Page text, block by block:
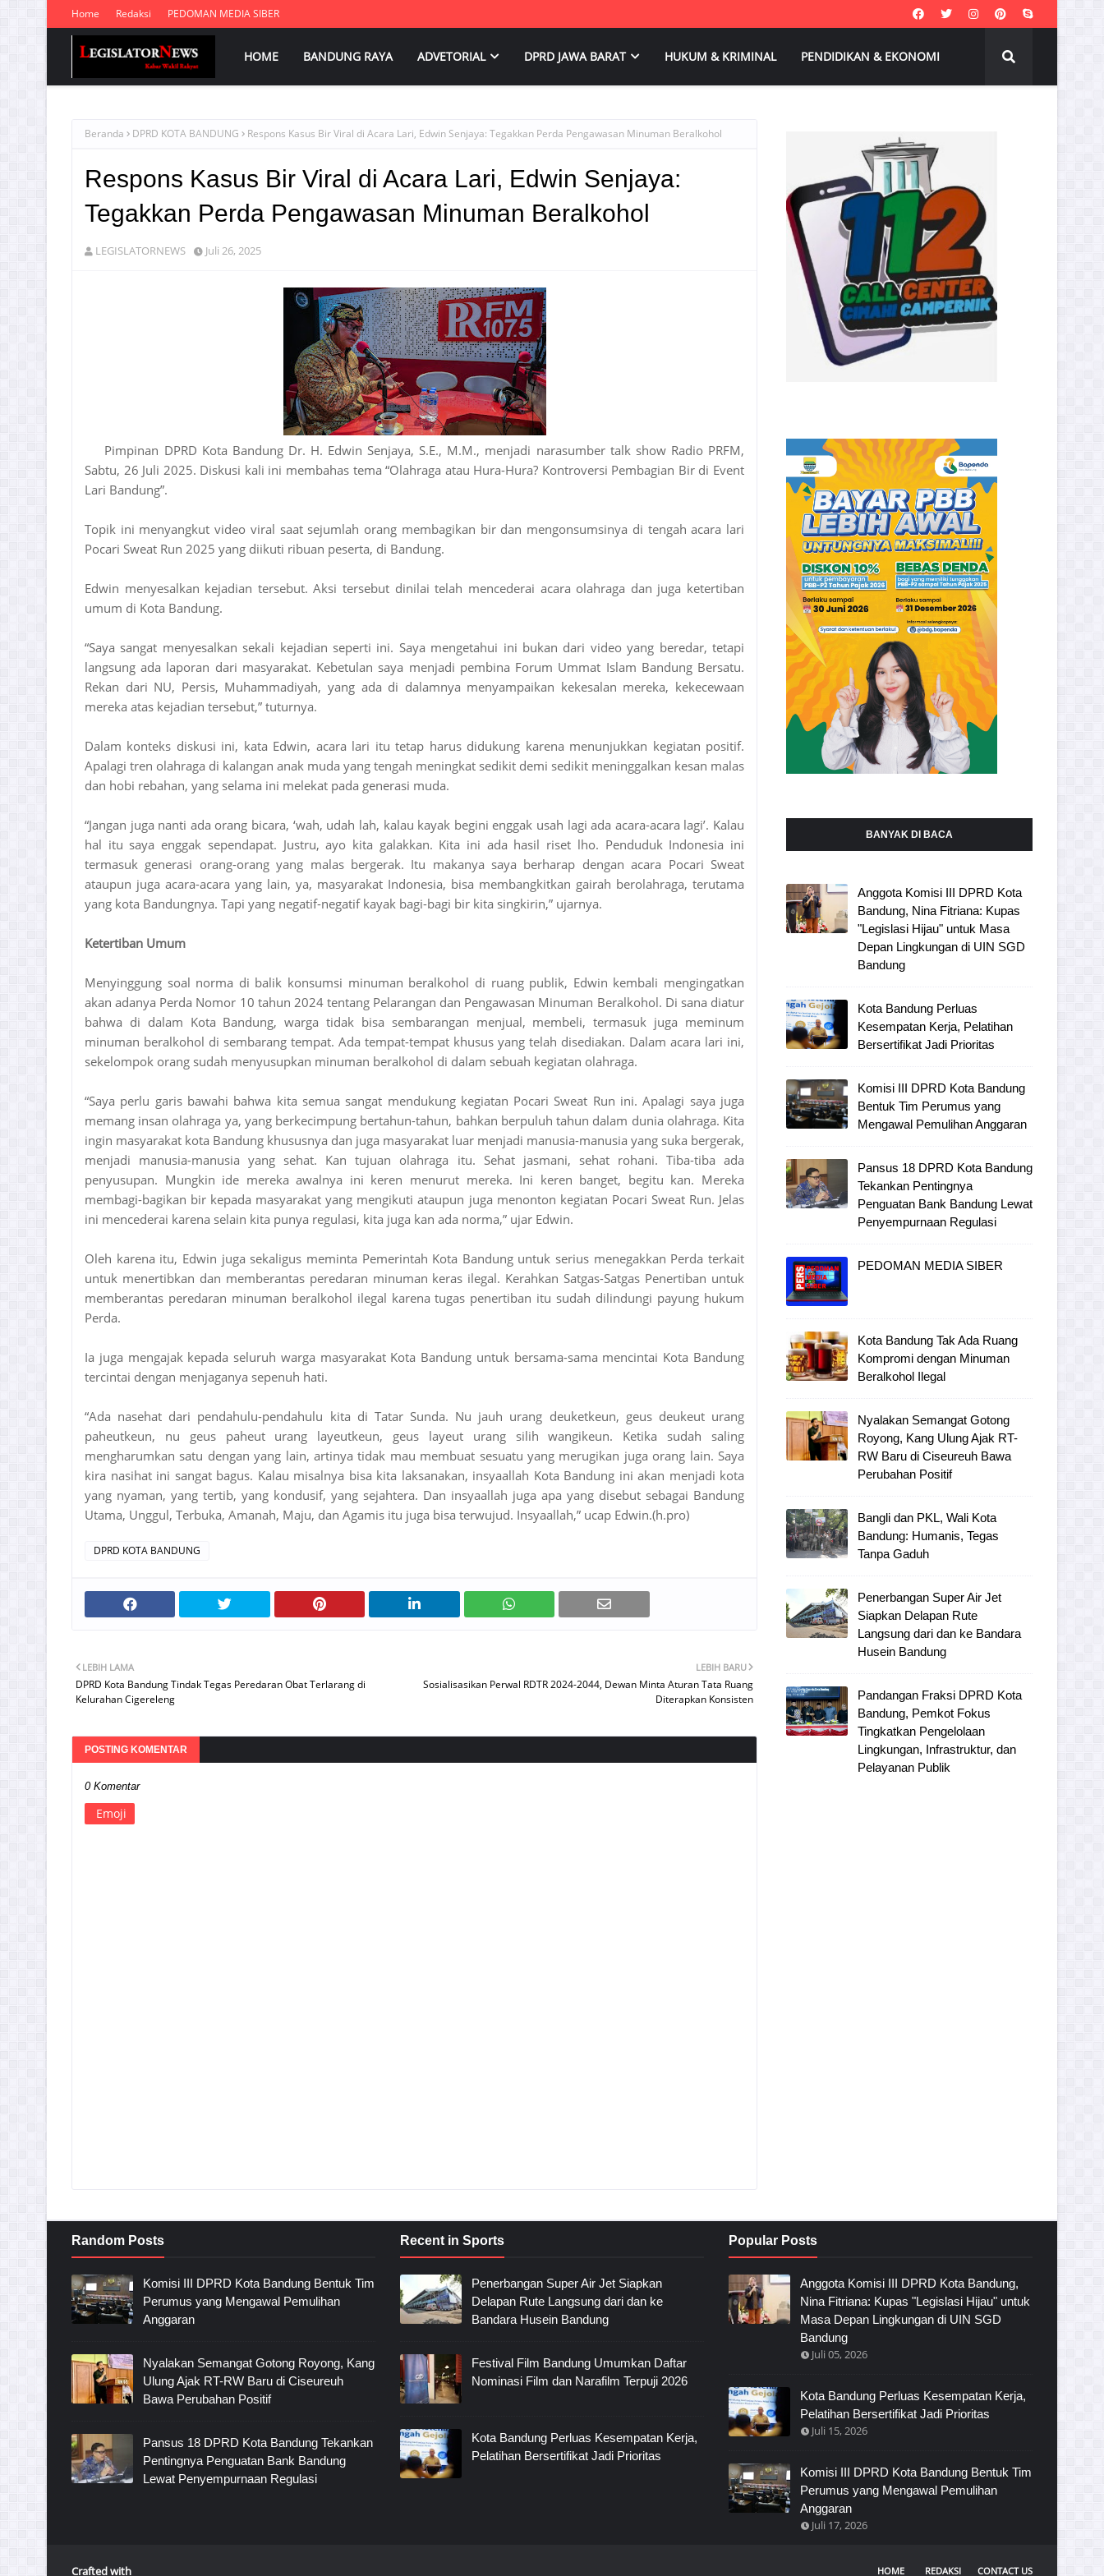
Home Redaksi PEDOMAN MEDIA SIBER
HOME BANDUNG RAYA ADVETORIAL DPRD JAWA BARAT HUKUM & KRIMINAL PENDIDIKAN & EKONOMI
Beranda DPRD KOTA BANDUNG Respons Kasus Bir Viral di Acara Lari, Edwin Senjaya: Tegakkan Perda Pengawasan Minuman Beralkohol
Respons Kasus Bir Viral di Acara Lari, Edwin Senjaya:
Tegakkan Perda Pengawasan Minuman Beralkohol
LEGISLATORNEWS Juli 26, 2025
Pimpinan DPRD Kota Bandung Dr. H. Edwin Senjaya, S.E., M.M., menjadi narasumber talk show Radio PRFM,
Sabtu, 26 Juli 2025. Diskusi kali ini membahas tema “Olahraga atau Hura-Hura? Kontroversi Pembagian Bir di Event
Lari Bandung”.
Topik ini menyangkut video viral saat sejumlah orang membagikan bir dan mengonsumsinya di tengah acara lari
Pocari Sweat Run 2025 yang diikuti ribuan peserta, di Bandung.
Edwin menyesalkan kejadian tersebut. Aksi tersebut dinilai telah mencederai acara olahraga dan juga ketertiban
umum di Kota Bandung.
“Saya sangat menyesalkan sekali kejadian seperti ini. Saya mengetahui ini bukan dari video yang beredar, tetapi
langsung ada laporan dari masyarakat. Kebetulan saya menjadi pembina Forum Ummat Islam Bandung Bersatu.
Rekan dari NU, Persis, Muhammadiyah, yang ada di dalamnya menyampaikan kekesalan mereka, kekecewaan
mereka atas kejadian tersebut,” tuturnya.
Dalam konteks diskusi ini, kata Edwin, acara lari itu tetap harus didukung karena menunjukkan kegiatan positif.
Apalagi tren olahraga di kalangan anak muda yang tengah meningkat sedikit demi sedikit meninggalkan kesan malas
dan hobi rebahan, yang selama ini melekat pada generasi muda.
“Jangan juga nanti ada orang bicara, ‘wah, udah lah, kalau kayak begini enggak usah lagi ada acara-acara lagi’. Kalau
hal itu saya enggak sependapat. Justru, ayo kita galakkan. Kita ini ada hasil riset lho. Penduduk Indonesia ini
termasuk generasi orang-orang yang malas bergerak. Itu makanya saya berharap dengan acara Pocari Sweat
ataupun juga acara-acara yang lain, ya, masyarakat Indonesia, bisa membangkitkan gairah berolahraga, terutama
yang kota Bandungnya. Tapi yang negatif-negatif kayak bagi-bagi bir kita singkirin,” ujarnya.
Ketertiban Umum
Menyinggung soal norma di balik konsumsi minuman beralkohol di ruang publik, Edwin kembali mengingatkan
akan adanya Perda Nomor 10 tahun 2024 tentang Pelarangan dan Pengawasan Minuman Beralkohol. Di sana diatur
bahwa di dalam Kota Bandung, warga tidak bisa sembarangan menjual, membeli, termasuk juga meminum
minuman beralkohol di sembarang tempat. Ada tempat-tempat khusus yang telah disediakan. Dalam acara lari ini,
sekelompok orang sudah menyusupkan minuman beralkohol di dalam sebuah kegiatan olahraga.
“Saya perlu garis bawahi bahwa kita semua sangat mendukung kegiatan Pocari Sweat Run ini. Apalagi saya juga
memang insan olahraga ya, yang berkecimpung bertahun-tahun, bahkan berpuluh tahun dalam dunia olahraga. Kita
ingin masyarakat kota Bandung khususnya dan juga masyarakat luar menjadi manusia-manusia yang suka bergerak,
menjadi manusia-manusia yang sehat. Kan tujuan olahraga itu. Sehat jasmani, sehat rohani. Tiba-tiba ada
penyusupan. Mungkin ide mereka awalnya ini keren menurut mereka. Ini keren banget, begitu kan. Mereka
membagi-bagikan bir kepada masyarakat yang mengikuti ataupun juga menonton kegiatan Pocari Sweat Run. Jelas
ini mencederai karena selain kita punya regulasi, kita juga kan ada norma,” ujar Edwin.
Oleh karena itu, Edwin juga sekaligus meminta Pemerintah Kota Bandung untuk serius menegakkan Perda terkait
untuk menertibkan dan memberantas peredaran minuman keras ilegal. Kerahkan Satgas-Satgas Penertiban untuk
memberantas peredaran minuman beralkohol ilegal karena tugas penertiban itu sudah dilindungi payung hukum
Perda.
Ia juga mengajak kepada seluruh warga masyarakat Kota Bandung untuk bersama-sama mencintai Kota Bandung
tercintai dengan menjaganya sepenuh hati.
“Ada nasehat dari pendahulu-pendahulu kita di Tatar Sunda. Nu jauh urang deuketkeun, geus deukeut urang
paheutkeun, nu geus paheut urang layeutkeun, geus layeut urang silih wangikeun. Ketika sudah saling
mengharumkan satu dengan yang lain, artinya tidak mau membuat sesuatu yang merugikan juga orang lain. Saya
kira nasihat ini sangat bagus. Kalau misalnya bisa kita laksanakan, insyaallah Kota Bandung ini akan menjadi kota
yang nyaman, yang tertib, yang kondusif, yang sejahtera. Dan insyaallah juga apa yang disebut sebagai Bandung
Utama, Unggul, Terbuka, Amanah, Maju, dan Agamis itu juga bisa terwujud. Insyaallah,” ucap Edwin.(h.pro)
DPRD KOTA BANDUNG
LEBIH BARU
Sosialisasikan Perwal RDTR 2024-2044, Dewan Minta Aturan Tata Ruang
Diterapkan Konsisten
LEBIH LAMA
DPRD Kota Bandung Tindak Tegas Peredaran Obat Terlarang di
Kelurahan Cigereleng
POSTING KOMENTAR
0 Komentar
Emoji
BANYAK DI BACA
Anggota Komisi III DPRD Kota
Bandung, Nina Fitriana: Kupas
"Legislasi Hijau" untuk Masa
Depan Lingkungan di UIN SGD
Bandung
Kota Bandung Perluas
Kesempatan Kerja, Pelatihan
Bersertifikat Jadi Prioritas
Komisi III DPRD Kota Bandung
Bentuk Tim Perumus yang
Mengawal Pemulihan Anggaran
Pansus 18 DPRD Kota Bandung
Tekankan Pentingnya
Penguatan Bank Bandung Lewat
Penyempurnaan Regulasi
PEDOMAN MEDIA SIBER
Kota Bandung Tak Ada Ruang
Kompromi dengan Minuman
Beralkohol Ilegal
Nyalakan Semangat Gotong
Royong, Kang Ulung Ajak RT-
RW Baru di Ciseureuh Bawa
Perubahan Positif
Bangli dan PKL, Wali Kota
Bandung: Humanis, Tegas
Tanpa Gaduh
Penerbangan Super Air Jet
Siapkan Delapan Rute
Langsung dari dan ke Bandara
Husein Bandung
Pandangan Fraksi DPRD Kota
Bandung, Pemkot Fokus
Tingkatkan Pengelolaan
Lingkungan, Infrastruktur, dan
Pelayanan Publik
Random Posts
Komisi III DPRD Kota Bandung Bentuk Tim
Perumus yang Mengawal Pemulihan
Anggaran
Nyalakan Semangat Gotong Royong, Kang
Ulung Ajak RT-RW Baru di Ciseureuh
Bawa Perubahan Positif
Pansus 18 DPRD Kota Bandung Tekankan
Pentingnya Penguatan Bank Bandung
Lewat Penyempurnaan Regulasi
Recent in Sports
Penerbangan Super Air Jet Siapkan
Delapan Rute Langsung dari dan ke
Bandara Husein Bandung
Festival Film Bandung Umumkan Daftar
Nominasi Film dan Narafilm Terpuji 2026
Kota Bandung Perluas Kesempatan Kerja,
Pelatihan Bersertifikat Jadi Prioritas
Popular Posts
Anggota Komisi III DPRD Kota Bandung,
Nina Fitriana: Kupas "Legislasi Hijau" untuk
Masa Depan Lingkungan di UIN SGD
Bandung
Juli 05, 2026
Kota Bandung Perluas Kesempatan Kerja,
Pelatihan Bersertifikat Jadi Prioritas
Juli 15, 2026
Komisi III DPRD Kota Bandung Bentuk Tim
Perumus yang Mengawal Pemulihan
Anggaran
Juli 17, 2026
HOME REDAKSI CONTACT US
Crafted with